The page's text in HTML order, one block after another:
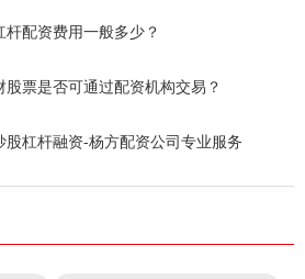
配资费用一般多少？
票是否可通过配资机构交易？
股杠杆融资-杨方配资公司专业服务